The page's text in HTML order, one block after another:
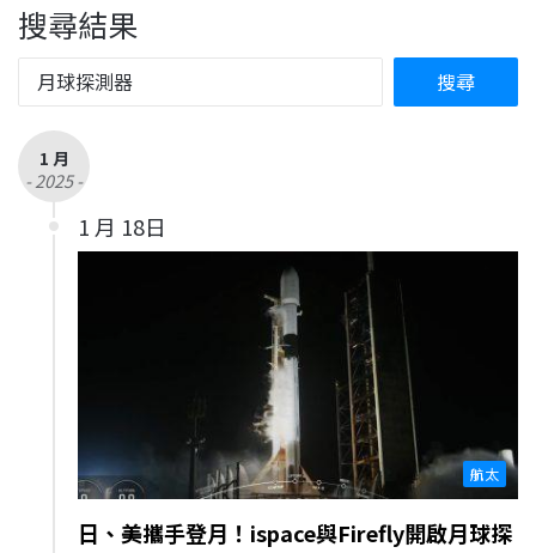
搜尋結果
1 月
- 2025 -
1 月 18日
航太
日、美攜手登月！ispace與Firefly開啟月球探